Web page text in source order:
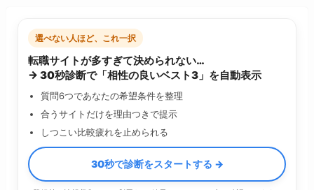
選べない人ほど、これ一択
転職サイトが多すぎて決められない…
→ 30秒診断で「相性の良いベスト3」を自動表示
質問6つであなたの希望条件を整理
合うサイトだけを理由つきで提示
しつこい比較疲れを止められる
30秒で診断をスタートする →